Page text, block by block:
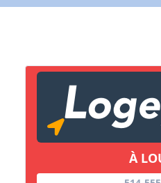
À
Copier lien